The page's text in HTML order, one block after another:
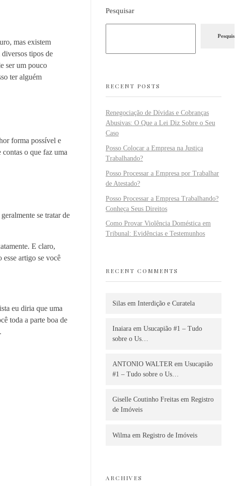
mas existem
diversos tipos de
ser um pouco
ter alguém
forma possível e
o que faz uma
se tratar de
E claro,
esse artigo se você
eu diria que uma
toda a parte boa de
Pesquisar
RECENT POSTS
Renegociação de Dívidas e Cobranças
Abusivas: O Que a Lei Diz Sobre o Seu
Caso
Posso Colocar a Empresa na Justiça
Trabalhando?
Posso Processar a Empresa por Trabalhar
de Atestado?
Posso Processar a Empresa Trabalhando?
Conheça Seus Direitos
Como Provar Violência Doméstica em
Tribunal: Evidências e Testemunhos
RECENT COMMENTS
Silas em Interdição e Curatela
Inaiara em Usucapião #1 – Tudo
sobre o Us…
ANTONIO WALTER em Usucapião
#1 – Tudo sobre o Us…
Giselle Coutinho Freitas em Registro
de Imóveis
Wilma em Registro de Imóveis
ARCHIVES